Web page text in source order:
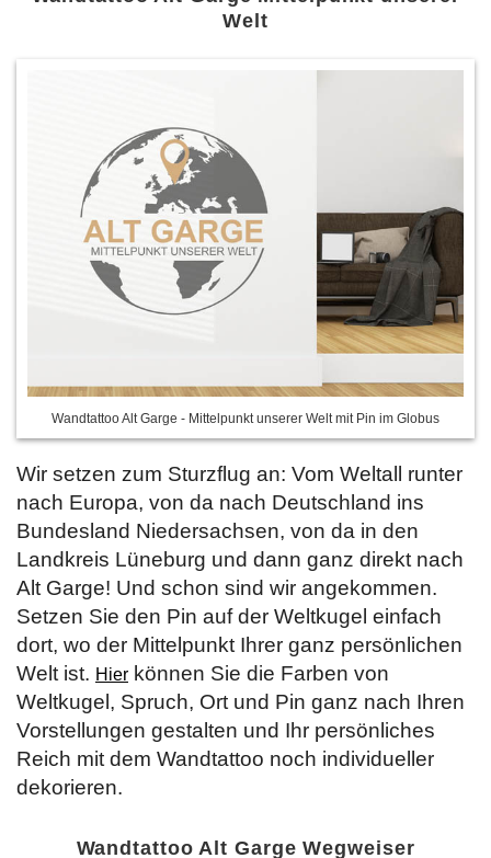
Welt
Wandtattoo Alt Garge - Mittelpunkt unserer Welt mit Pin im Globus
Wir setzen zum Sturzflug an: Vom Weltall runter
nach Europa, von da nach Deutschland ins
Bundesland Niedersachsen, von da in den
Landkreis Lüneburg und dann ganz direkt nach
Alt Garge! Und schon sind wir angekommen.
Setzen Sie den Pin auf der Weltkugel einfach
dort, wo der Mittelpunkt Ihrer ganz persönlichen
Welt ist. Hier können Sie die Farben von
Weltkugel, Spruch, Ort und Pin ganz nach Ihren
Vorstellungen gestalten und Ihr persönliches
Reich mit dem Wandtattoo noch individueller
dekorieren.
Wandtattoo Alt Garge Wegweiser